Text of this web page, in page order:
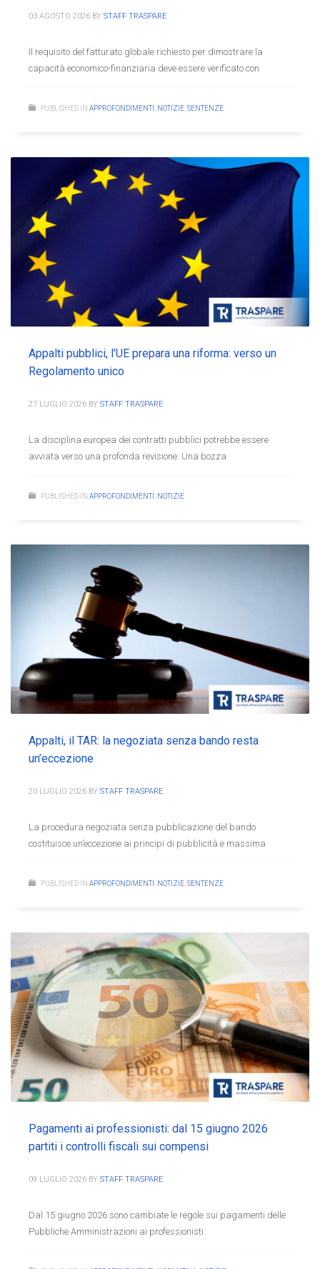
03 AGOSTO 2026 BY STAFF TRASPARE
Il requisito del fatturato globale richiesto per dimostrare la
capacità economico-finanziaria deve essere verificato con
PUBLISHED IN APPROFONDIMENTI NOTIZIE SENTENZE
Appalti pubblici, l’UE prepara una riforma: verso un
Regolamento unico
27 LUGLIO 2026 BY STAFF TRASPARE
La disciplina europea dei contratti pubblici potrebbe essere
avviata verso una profonda revisione. Una bozza
PUBLISHED IN APPROFONDIMENTI NOTIZIE
Appalti, il TAR: la negoziata senza bando resta
un’eccezione
20 LUGLIO 2026 BY STAFF TRASPARE
La procedura negoziata senza pubblicazione del bando
costituisce un’eccezione ai principi di pubblicità e massima
PUBLISHED IN APPROFONDIMENTI NOTIZIE SENTENZE
Pagamenti ai professionisti: dal 15 giugno 2026
partiti i controlli fiscali sui compensi
09 LUGLIO 2026 BY STAFF TRASPARE
Dal 15 giugno 2026 sono cambiate le regole sui pagamenti delle
Pubbliche Amministrazioni ai professionisti.